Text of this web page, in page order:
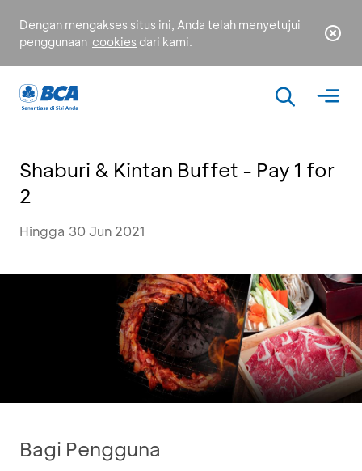
Dengan mengakses situs ini, Anda telah menyetujui
penggunaan cookies dari kami.
Shaburi & Kintan Buffet - Pay 1 for
2
Hingga 30 Jun 2021
Bagi Pengguna